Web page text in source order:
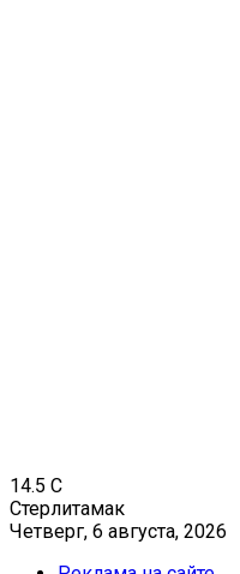
14.5 C
Стерлитамак
Четверг, 6 августа, 2026